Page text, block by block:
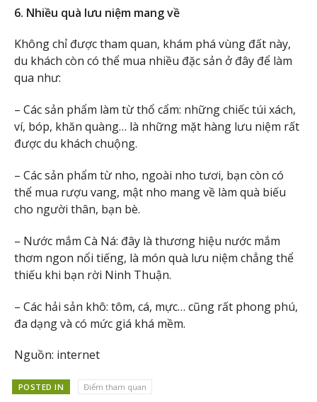
6. Nhiều quà lưu niệm mang về
Không chỉ được tham quan, khám phá vùng đất này,
du khách còn có thể mua nhiều đặc sản ở đây để làm
qua như:
– Các sản phẩm làm từ thổ cẩm: những chiếc túi xách,
ví, bóp, khăn quàng… là những mặt hàng lưu niệm rất
được du khách chuộng.
– Các sản phẩm từ nho, ngoài nho tươi, bạn còn có
thể mua rượu vang, mật nho mang về làm quà biếu
cho người thân, bạn bè.
– Nước mắm Cà Ná: đây là thương hiệu nước mắm
thơm ngon nổi tiếng, là món quà lưu niệm chẳng thể
thiếu khi bạn rời Ninh Thuận.
– Các hải sản khô: tôm, cá, mực… cũng rất phong phú,
đa dạng và có mức giá khá mềm.
Nguồn: internet
POSTED IN Điểm tham quan